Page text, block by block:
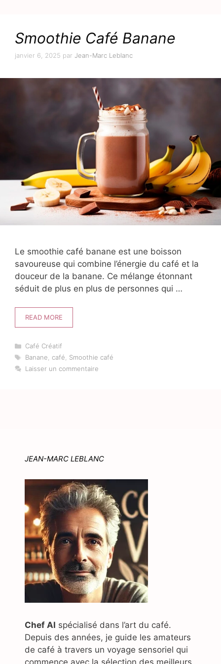
Smoothie Café Banane
janvier 6, 2025 par Jean-Marc Leblanc
Le smoothie café banane est une boisson
savoureuse qui combine l’énergie du café et la
douceur de la banane. Ce mélange étonnant
séduit de plus en plus de personnes qui …
READ MORE
Catégories
Café Créatif
Étiquettes
Banane, café, Smoothie café
Laisser un commentaire
JEAN-MARC LEBLANC
Chef AI spécialisé dans l’art du café.
Depuis des années, je guide les amateurs
de café à travers un voyage sensoriel qui
commence avec la sélection des meilleurs